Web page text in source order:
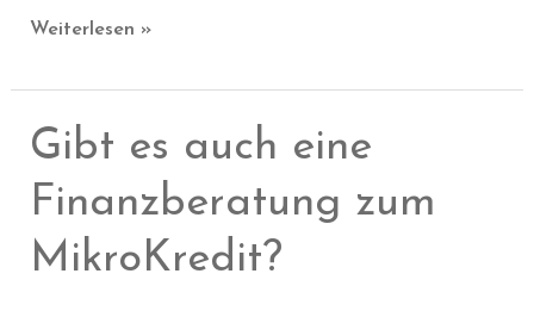
Wie
ich
Mikrokredit?
Weiterlesen »
Gibt es auch eine
Finanzberatung zum
MikroKredit?